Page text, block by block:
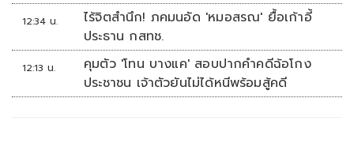
12:34 น.
ไร้จิตสำนึก! ภคมนอัด 'หมอสรณ' ยื้อเก้าอี้
ประธาน กสทช.
12:13 น.
คุมตัว 'โทน บางแค' สอบปากคำคดีฉ้อโกง
ประชาชน เจ้าตัวยันไม่ได้หนีพร้อมสู้คดี